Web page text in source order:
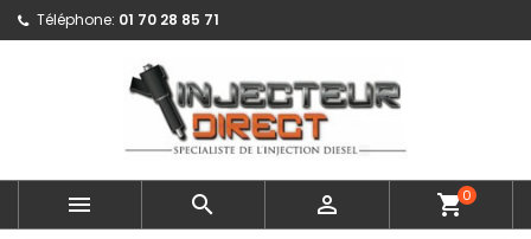
Téléphone: 01 70 28 85 71
   shopping_cart0